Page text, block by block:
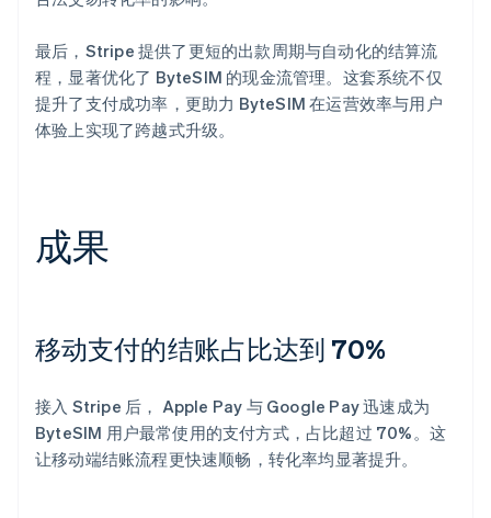
最后，Stripe 提供了更短的出款周期与自动化的结算流
程，显著优化了 ByteSIM 的现金流管理。这套系统不仅
提升了支付成功率，更助力 ByteSIM 在运营效率与用户
体验上实现了跨越式升级。
成果
移动支付的结账占比达到 70%
接入 Stripe 后， Apple Pay 与 Google Pay 迅速成为
ByteSIM 用户最常使用的支付方式，占比超过 70%。这
让移动端结账流程更快速顺畅，转化率均显著提升。